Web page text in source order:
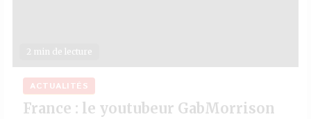
2 min de lecture
ACTUALITÉS
France : le youtubeur GabMorrison